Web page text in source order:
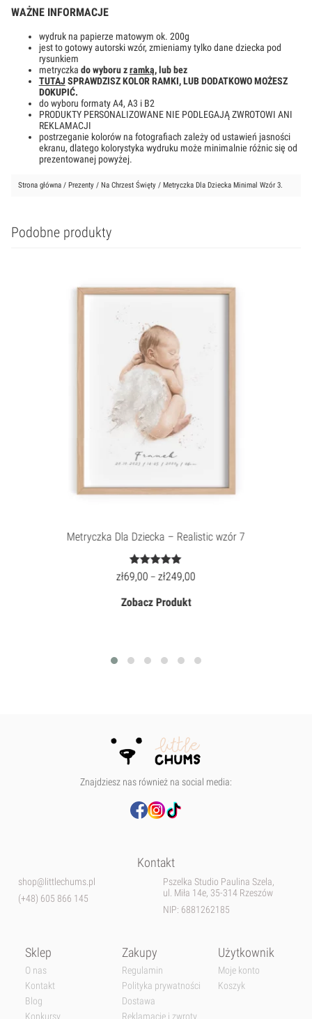
WAŻNE INFORMACJE
wydruk na papierze matowym ok. 200g
jest to gotowy autorski wzór, zmieniamy tylko dane dziecka pod
rysunkiem
metryczka do wyboru zramką, lub bez
TUTAJ SPRAWDZISZ KOLOR RAMKI, LUB DODATKOWO MOŻESZ
DOKUPIĆ.
do wyboru formaty A4, A3 i B2
PRODUKTY PERSONALIZOWANE NIE PODLEGAJĄ ZWROTOWI ANI
REKLAMACJI
postrzeganie kolorów na fotografiach zależy od ustawień jasności
ekranu, dlatego kolorystyka wydruku może minimalnie różnic się od
prezentowanej powyżej.
Strona główna/ Prezenty/ Na Chrzest Święty/ Metryczka Dla Dziecka Minimal Wzór 3.
Podobne produkty
Metryczka Dla Dziecka – Realistic wzór 7
Oceniony
5.00
na 5.
zł69,00 – zł249,00
Zobacz Produkt
Znajdziesz nas również na social media:
Kontakt
shop@littlechums.pl
(+48) 605 866 145
Pszelka Studio Paulina Szela,
ul. Miła 14e, 35-314 Rzeszów
NIP: 6881262185
Sklep
O nas
Kontakt
Blog
Konkursy
Zakupy
Regulamin
Polityka prywatności
Dostawa
Reklamacje i zwroty
Użytkownik
Moje konto
Koszyk